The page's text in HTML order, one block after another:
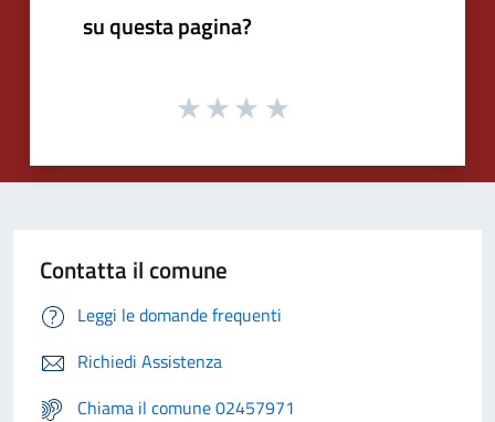
su questa pagina?
Contatta il comune
Leggi le domande frequenti
Richiedi Assistenza
Chiama il comune 02457971